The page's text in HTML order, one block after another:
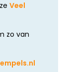
Veel
zo van